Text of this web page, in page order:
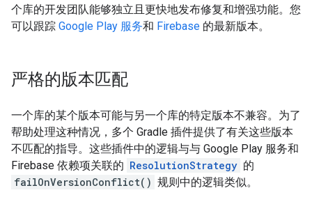
个库的开发团队能够独立且更快地发布修复和增强功能。您
可以跟踪 Google Play 服务和 Firebase 的最新版本。
严格的版本匹配
一个库的某个版本可能与另一个库的特定版本不兼容。为了
帮助处理这种情况，多个 Gradle 插件提供了有关这些版本
不匹配的指导。这些插件中的逻辑与与 Google Play 服务和
Firebase 依赖项关联的 ResolutionStrategy 的
failOnVersionConflict() 规则中的逻辑类似。